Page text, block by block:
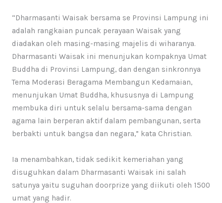
“Dharmasanti Waisak bersama se Provinsi Lampung ini
adalah rangkaian puncak perayaan Waisak yang
diadakan oleh masing-masing majelis di wiharanya.
Dharmasanti Waisak ini menunjukan kompaknya Umat
Buddha di Provinsi Lampung, dan dengan sinkronnya
Tema Moderasi Beragama Membangun Kedamaian,
menunjukan Umat Buddha, khususnya di Lampung
membuka diri untuk selalu bersama-sama dengan
agama lain berperan aktif dalam pembangunan, serta
berbakti untuk bangsa dan negara,” kata Christian.
Ia menambahkan, tidak sedikit kemeriahan yang
disuguhkan dalam Dharmasanti Waisak ini salah
satunya yaitu suguhan doorprize yang diikuti oleh 1500
umat yang hadir.